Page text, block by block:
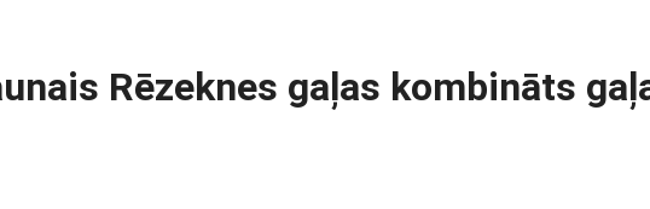
Rēzeknes gaļas kombināts